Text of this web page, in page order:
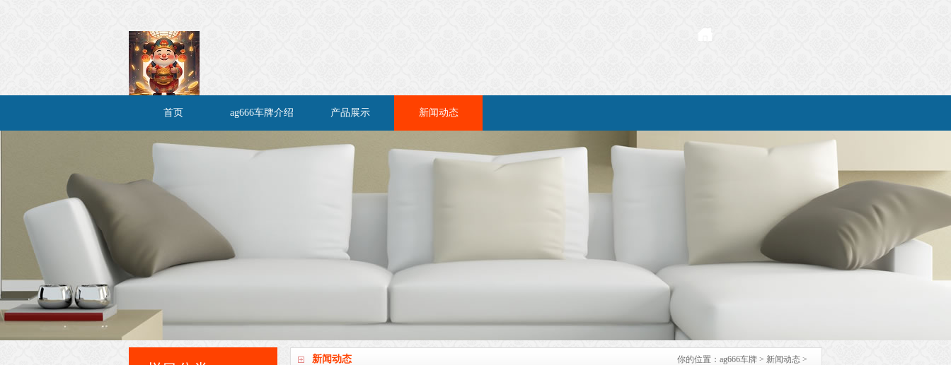
首页 ag666车牌介绍 产品展示 新闻动态
新闻动态 你的位置： ag666车牌 > 新闻动态 >